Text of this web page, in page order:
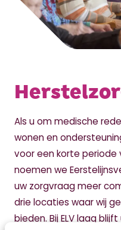
Als u om medische
wonen en
voor een korte periode
noemen we
uw zorgvraag meer
drie locaties waar wij
bieden. Bij ELV laag